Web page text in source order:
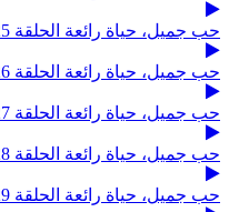
حب جميل، حياة رائعة الحلقة 25
حب جميل، حياة رائعة الحلقة 26
حب جميل، حياة رائعة الحلقة 27
حب جميل، حياة رائعة الحلقة 28
حب جميل، حياة رائعة الحلقة 29